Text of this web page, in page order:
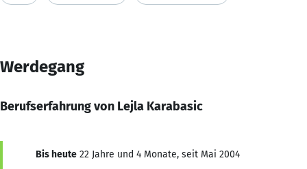
Werdegang
Berufserfahrung von Lejla Karabasic
Bis heute 22 Jahre und 4 Monate, seit Mai 2004